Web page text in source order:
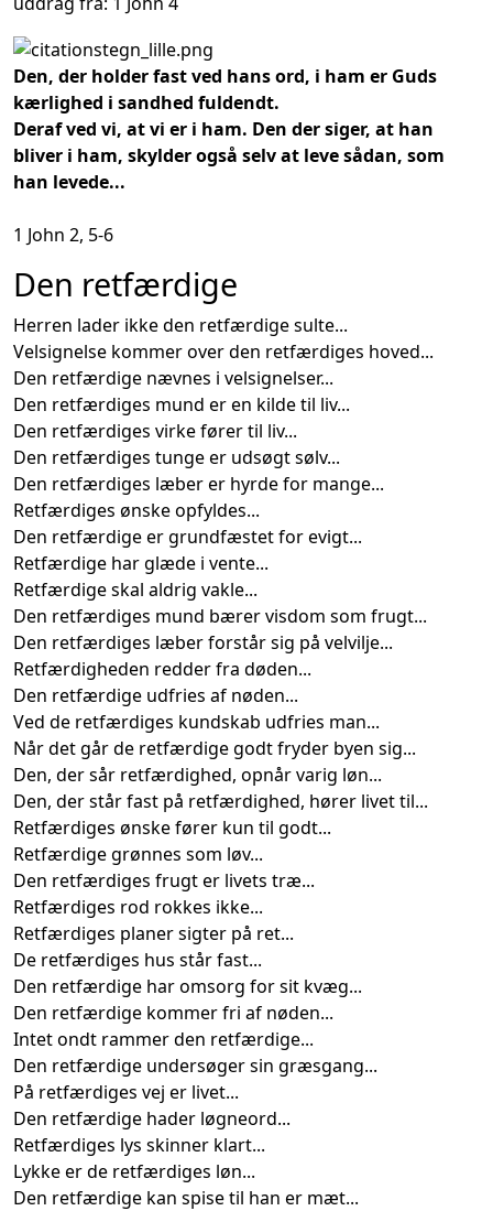
Den, der holder fast ved hans ord, i ham er Guds
kærlighed i sandhed fuldendt.
Deraf ved vi, at vi er i ham. Den der siger, at han
bliver i ham, skylder også selv at leve sådan, som
han levede...
1 John 2, 5-6
Den retfærdige
Herren lader ikke den retfærdige sulte...
Velsignelse kommer over den retfærdiges hoved...
Den retfærdige nævnes i velsignelser...
Den retfærdiges mund er en kilde til liv...
Den retfærdiges virke fører til liv...
Den retfærdiges tunge er udsøgt sølv...
Den retfærdiges læber er hyrde for mange...
Retfærdiges ønske opfyldes...
Den retfærdige er grundfæstet for evigt...
Retfærdige har glæde i vente...
Retfærdige skal aldrig vakle...
Den retfærdiges mund bærer visdom som frugt...
Den retfærdiges læber forstår sig på velvilje...
Retfærdigheden redder fra døden...
Den retfærdige udfries af nøden...
Ved de retfærdiges kundskab udfries man...
Når det går de retfærdige godt fryder byen sig...
Den, der sår retfærdighed, opnår varig løn...
Den, der står fast på retfærdighed, hører livet til...
Retfærdiges ønske fører kun til godt...
Retfærdige grønnes som løv...
Den retfærdiges frugt er livets træ...
Retfærdiges rod rokkes ikke...
Retfærdiges planer sigter på ret...
De retfærdiges hus står fast...
Den retfærdige har omsorg for sit kvæg...
Den retfærdige kommer fri af nøden...
Intet ondt rammer den retfærdige...
Den retfærdige undersøger sin græsgang...
På retfærdiges vej er livet...
Den retfærdige hader løgneord...
Retfærdiges lys skinner klart...
Lykke er de retfærdiges løn...
Den retfærdige kan spise til han er mæt...